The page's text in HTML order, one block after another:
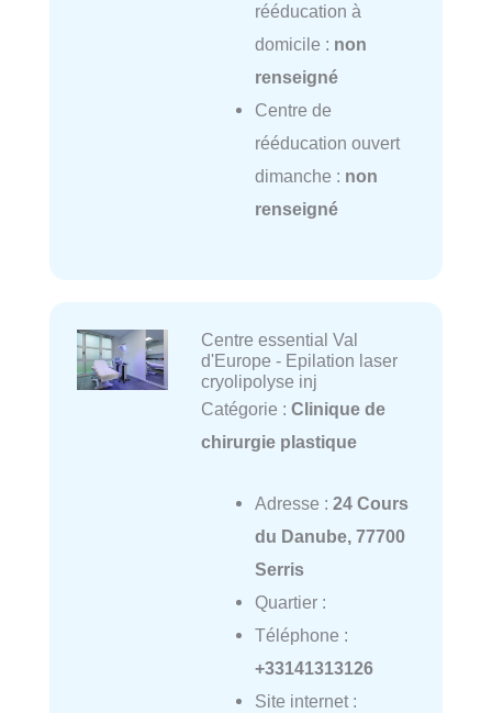
rééducation à
domicile : non
renseigné
Centre de
rééducation ouvert
dimanche : non
renseigné
Centre essential Val
d'Europe - Epilation laser
cryolipolyse inj
Catégorie : Clinique de
chirurgie plastique
Adresse : 24 Cours
du Danube, 77700
Serris
Quartier :
Téléphone :
+33141313126
Site internet :